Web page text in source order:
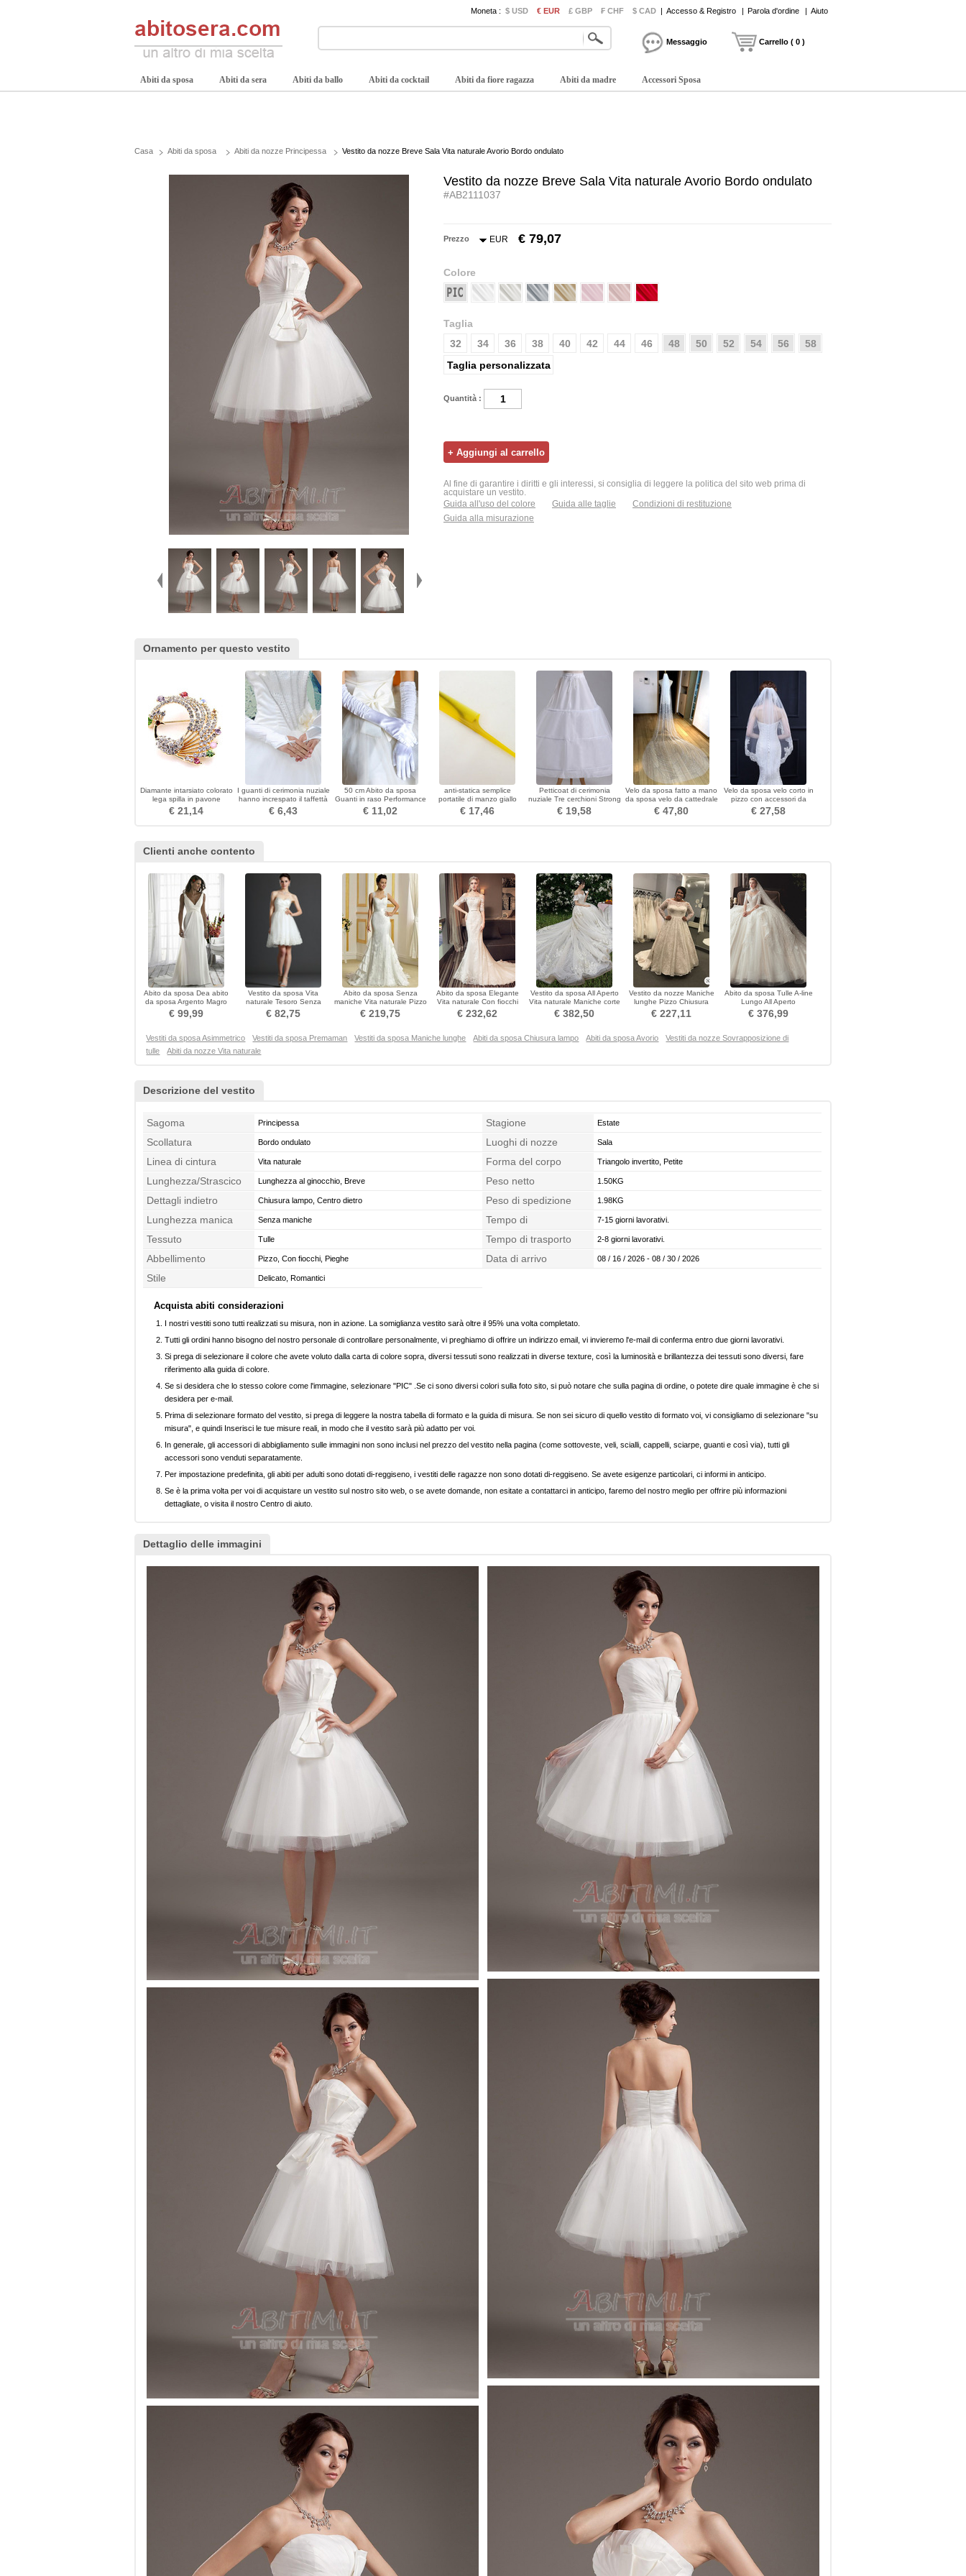
Moneta : $ USD € EUR £ GBP ₣ CHF $ CAD | Accesso & Registro | Parola d'ordine | Aiuto
Messaggio Carrello ( 0 )
Abiti da sposa Abiti da sera Abiti da ballo Abiti da cocktail Abiti da fiore ragazza Abiti da madre Accessori Sposa
Casa Abiti da sposa Abiti da nozze Principessa Vestito da nozze Breve Sala Vita naturale Avorio Bordo ondulato
Vestito da nozze Breve Sala Vita naturale Avorio Bordo ondulato
#AB2111037
Prezzo EUR € 79,07
Colore
Taglia
32
34 36 38 40 42 44 46 48 50 52 54 56
58
Taglia personalizzata
Quantità :
Al fine di garantire i diritti e gli interessi, si consiglia di leggere la politica del sito web prima di
acquistare un vestito.
Guida all'uso del colore
Guida alle taglie
Condizioni di restituzione
Guida alla misurazione
Ornamento per questo vestito
Diamante intarsiato colorato
lega spilla in pavone
€ 21,14
I guanti di cerimonia nuziale
hanno increspato il taffettà
romantico della spiaggia di
autunno
€ 6,43
50 cm Abito da sposa
Guanti in raso Performance
Stage Performance Guanti
lunghi da donna
€ 11,02
anti-statica semplice
portatile di manzo giallo
tendine piccolo specchio &
pettine
€ 17,46
Petticoat di cerimonia
nuziale Tre cerchioni Strong
Net Stretta del vestito pieno
regolabile
€ 19,58
Velo da sposa fatto a mano
da sposa velo da cattedrale
reale
€ 47,80
Velo da sposa velo corto in
pizzo con accessori da
sposa in velo a pettine in
metallo
€ 27,58
Clienti anche contento
Abito da sposa Dea abito
da sposa Argento Magro
Romantici Vita alta
€ 99,99
Vestito da sposa Vita
naturale Tesoro Senza
maniche Organza Breve
€ 82,75
Abito da sposa Senza
maniche Vita naturale Pizzo
All Aperto Estate
€ 219,75
Abito da sposa Elegante
Vita naturale Con fiocchi
Primavera Maniche mezze
€ 232,62
Vestito da sposa All Aperto
Vita naturale Maniche corte
Strascico Reale
€ 382,50
Vestito da nozze Maniche
lunghe Pizzo Chiusura
lampo Vita naturale
€ 227,11
Abito da sposa Tulle A-line
Lungo All Aperto
Sovrapposizione di pizzo
€ 376,99
Vestiti da sposa Asimmetrico Vestiti da sposa Premaman Vestiti da sposa Maniche lunghe Abiti da sposa Chiusura lampo Abiti da sposa Avorio
Vestiti da nozze Sovrapposizione di
tulle
Abiti da nozze Vita naturale
Descrizione del vestito
Sagoma Principessa Stagione Estate
Scollatura Bordo ondulato Luoghi di nozze Sala
Linea di cintura Vita naturale Forma del corpo Triangolo invertito, Petite
Lunghezza/Strascico Lunghezza al ginocchio, Breve Peso netto 1.50KG
Dettagli indietro Chiusura lampo, Centro dietro Peso di spedizione 1.98KG
Lunghezza manica Senza maniche
Tempo di
confezionamento
7-15 giorni lavorativi.
Tessuto Tulle Tempo di trasporto 2-8 giorni lavorativi.
Abbellimento Pizzo, Con fiocchi, Pieghe Data di arrivo 08 / 16 / 2026 - 08 / 30 / 2026
Stile Delicato, Romantici
Acquista abiti considerazioni
I nostri vestiti sono tutti realizzati su misura, non in azione. La somiglianza vestito sarà oltre il 95% una volta completato.
Tutti gli ordini hanno bisogno del nostro personale di controllare personalmente, vi preghiamo di offrire un indirizzo email, vi invieremo l'e-mail di conferma entro due giorni lavorativi.
Si prega di selezionare il colore che avete voluto dalla carta di colore sopra, diversi tessuti sono realizzati in diverse texture, così la luminosità e brillantezza dei tessuti sono diversi, fare
riferimento alla guida di colore.
Se si desidera che lo stesso colore come l'immagine, selezionare "PIC" .Se ci sono diversi colori sulla foto sito, si può notare che sulla pagina di ordine, o potete dire quale immagine è che si
desidera per e-mail.
Prima di selezionare formato del vestito, si prega di leggere la nostra tabella di formato e la guida di misura. Se non sei sicuro di quello vestito di formato voi, vi consigliamo di selezionare "su
misura", e quindi Inserisci le tue misure reali, in modo che il vestito sarà più adatto per voi.
In generale, gli accessori di abbigliamento sulle immagini non sono inclusi nel prezzo del vestito nella pagina (come sottoveste, veli, scialli, cappelli, sciarpe, guanti e così via), tutti gli
accessori sono venduti separatamente.
Per impostazione predefinita, gli abiti per adulti sono dotati di-reggiseno, i vestiti delle ragazze non sono dotati di-reggiseno. Se avete esigenze particolari, ci informi in anticipo.
Se è la prima volta per voi di acquistare un vestito sul nostro sito web, o se avete domande, non esitate a contattarci in anticipo, faremo del nostro meglio per offrire più informazioni
dettagliate, o visita il nostro Centro di aiuto.
Dettaglio delle immagini